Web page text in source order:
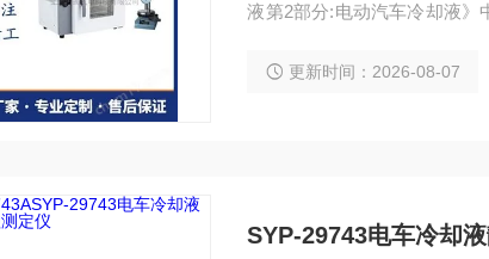
液第2部分:电动汽车冷却液》
胶片的体积变化、硬度变化
更新时间：2026-08-07
SYP-29743电车冷却